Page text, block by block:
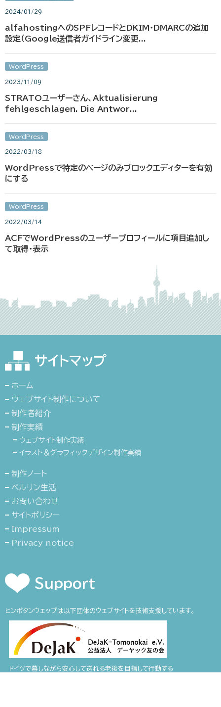
2024/01/29
alfahostingへのSPFレコードとDKIM・DMARCの追加
設定（Google送信者ガイドライン変更...
WordPress
2023/11/09
STRATOユーザーさん、Aktualisierung
fehlgeschlagen. Die Antwor...
WordPress
2022/03/18
WordPressで特定のページのみブロックエディターを有効
にする
WordPress
2022/03/14
ACFでWordPressのユーザープロフィールに項目追加し
て取得・表示
サイトマップ
ホーム
ウェブサイト制作について
制作者紹介
制作実績
ウェブサイト制作実績
イラスト＆グラフィックデザイン制作実績
制作ノート
ベルリン生活
お問い合わせ
サイトポリシー
Impressum
Privacy notice
Support
ヒンポタンウェッブは以下団体のウェブサイトを技術支援しています。
ドイツで暮しながら安心して送れる老後を目指して行動する